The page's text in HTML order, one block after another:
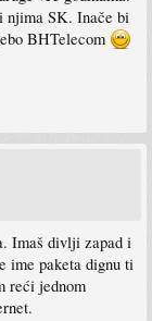
njima SK. Inače bi
BHTelecom
Imaš divlji zapad i
ime paketa dignu ti
reći jednom